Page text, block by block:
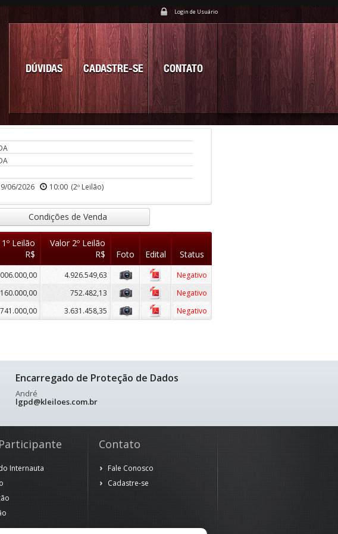
Login de Usuário
CONTATO
CADASTRE-SE
DÚVIDAS
06/2026 10:00 (2º Leilão)
Condições de Venda
Leilão
R$
Valor 2º Leilão
R$
Foto Edital Status
4.926.549,63
Negativo
752.482,13
Negativo
3.631.458,35 Negativo
Encarregado de Proteção de Dados
André
lgpd@kleiloes.com.br
Internauta
Contato
Fale Conosco
Cadastre-se